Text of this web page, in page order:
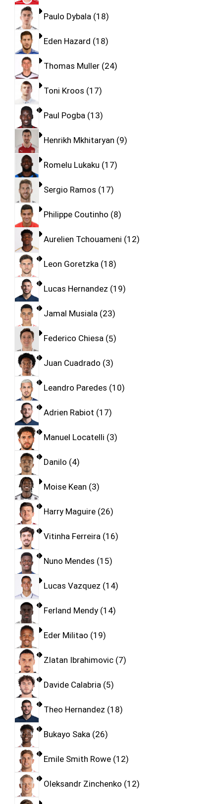
Paulo Dybala 18
Eden Hazard 18
Thomas Muller 24
Toni Kroos 17
Paul Pogba 13
Henrikh Mkhitaryan 9
Romelu Lukaku 17
Sergio Ramos 17
Philippe Coutinho 8
Aurelien Tchouameni 12
Leon Goretzka 18
Lucas Hernandez 19
Jamal Musiala 23
Federico Chiesa 5
Juan Cuadrado 3
Leandro Paredes 10
Adrien Rabiot 17
Manuel Locatelli 3
Danilo 4
Moise Kean 3
Harry Maguire 26
Vitinha Ferreira 16
Nuno Mendes 15
Lucas Vazquez 14
Ferland Mendy 14
Eder Militao 19
Zlatan Ibrahimovic 7
Davide Calabria 5
Theo Hernandez 18
Bukayo Saka 26
Emile Smith Rowe 12
Oleksandr Zinchenko 12